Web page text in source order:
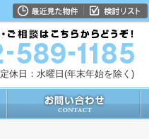
定休日：水曜日(年末年始を除く)